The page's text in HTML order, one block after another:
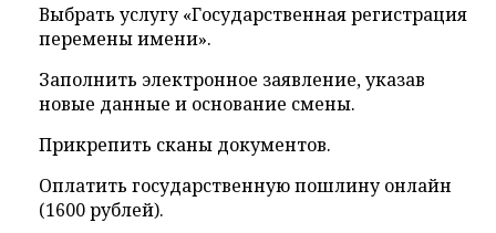
Выбрать услугу «Государственная регистрация
перемены имени».
Заполнить электронное заявление, указав
новые данные и основание смены.
Прикрепить сканы документов.
Оплатить государственную пошлину онлайн
(1600 рублей).